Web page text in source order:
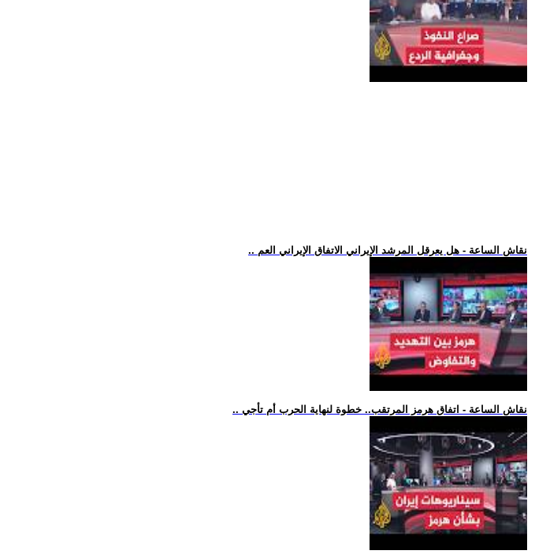
.. نقاش الساعة - هل يعرقل المرشد الإيراني الاتفاق الإيراني العم
.. نقاش الساعة - اتفاق هرمز المرتقب.. خطوة لنهاية الحرب أم تأجي